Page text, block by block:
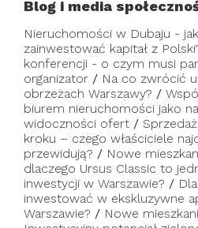
Blog i media
Nieruchomości w Dubaju -
zainwestować kapitał z
konferencji - o czym musi
organizator / Na co zwrócić
obrzeżach Warszawy? /
biurem nieruchomości jako
widoczności ofert /
kroku – czego właściciele
przewidują? / Nowe
dlaczego Ursus Classic to
inwestycji w Warszawie? /
inwestować w ekskluzywne
Warszawie? / Nowe